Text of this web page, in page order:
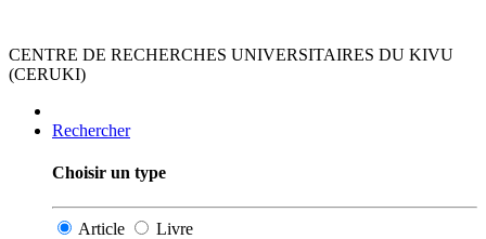
CENTRE DE RECHERCHES UNIVERSITAIRES DU KIVU
(CERUKI)
Rechercher
Choisir un type
Article
Livre